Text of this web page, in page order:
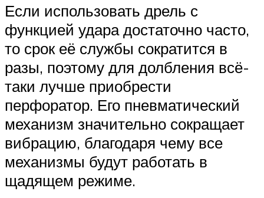
Если использовать дрель с
функцией удара достаточно часто,
то срок её службы сократится в
разы, поэтому для долбления всё-
таки лучше приобрести
перфоратор. Его пневматический
механизм значительно сокращает
вибрацию, благодаря чему все
механизмы будут работать в
щадящем режиме.